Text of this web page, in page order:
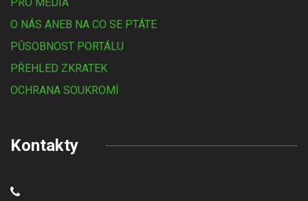
O NÁS ANEB NA CO SE PTÁTE
PŮSOBNOST PORTÁLU
PŘEHLED ZKRATEK
OCHRANA SOUKROMÍ
Kontakty